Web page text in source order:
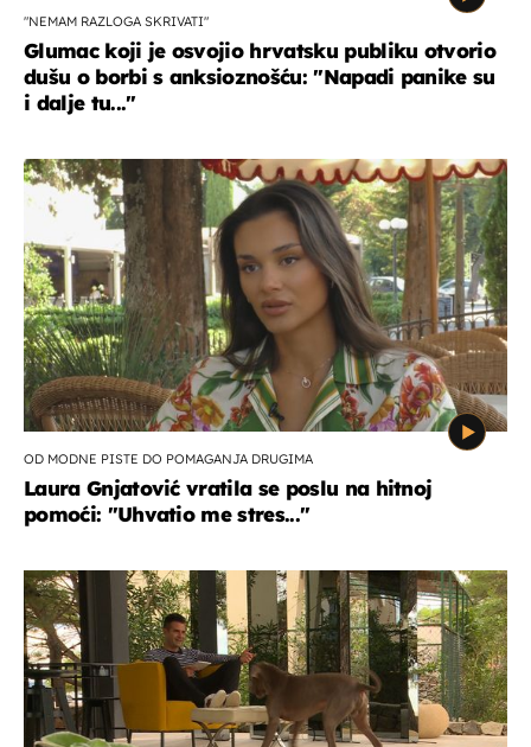
"NEMAM RAZLOGA SKRIVATI"
Glumac koji je osvojio hrvatsku publiku otvorio
dušu o borbi s anksioznošću: "Napadi panike su
i dalje tu..."
OD MODNE PISTE DO POMAGANJA DRUGIMA
Laura Gnjatović vratila se poslu na hitnoj
pomoći: "Uhvatio me stres..."